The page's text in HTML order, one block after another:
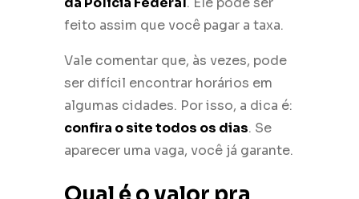
feito assim que você pagar a taxa.
Vale comentar que, às vezes, pode
ser difícil encontrar horários em
algumas cidades. Por isso, a dica é:
confira o site todos os dias. Se
aparecer uma vaga, você já garante.